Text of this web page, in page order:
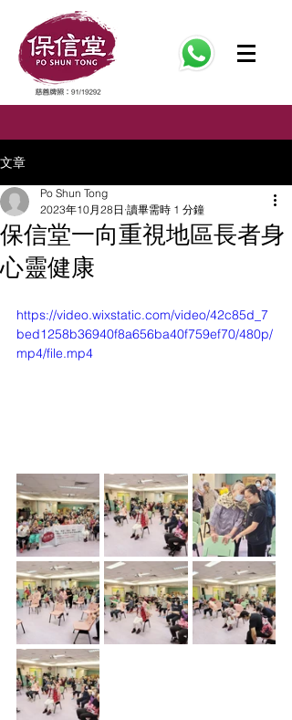
文章
保信堂一向重視地區長者身
心靈健康
Po Shun Tong
2023年10月28日 讀畢需時 1 分鐘
https://video.wixstatic.com/video/42c85d_7
bed1258b36940f8a656ba40f759ef70/480p/
mp4/file.mp4